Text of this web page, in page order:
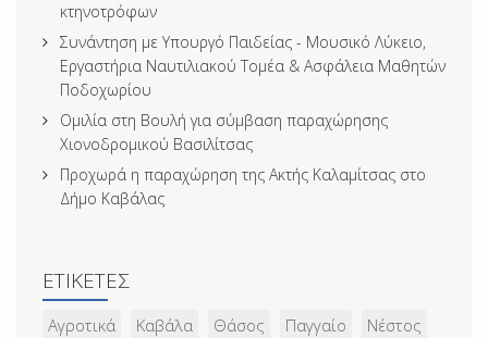
κτηνοτρόφων
Συνάντηση με Υπουργό Παιδείας - Μουσικό Λύκειο,
Εργαστήρια Ναυτιλιακού Τομέα & Ασφάλεια Μαθητών
Ποδοχωρίου
Ομιλία στη Βουλή για σύμβαση παραχώρησης
Χιονοδρομικού Βασιλίτσας
Προχωρά η παραχώρηση της Ακτής Καλαμίτσας στο
Δήμο Καβάλας
ΕΤΙΚΈΤΕΣ
Αγροτικά Καβάλα Θάσος Παγγαίο
Νέστος